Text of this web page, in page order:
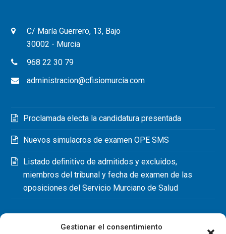
Gestionar el consentimiento
C/ María Guerrero, 13, Bajo
30002 - Murcia
968 22 30 79
administracion@cfisiomurcia.com
Proclamada electa la candidatura presentada
Nuevos simulacros de examen OPE SMS
Listado definitivo de admitidos y excluidos,
miembros del tribunal y fecha de examen de las
oposiciones del Servicio Murciano de Salud